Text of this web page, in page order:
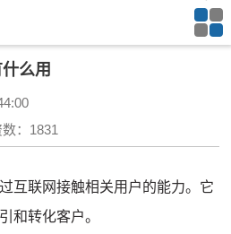
么用
：1831
互联网接触相关用户的能力。 它
和转化客户。